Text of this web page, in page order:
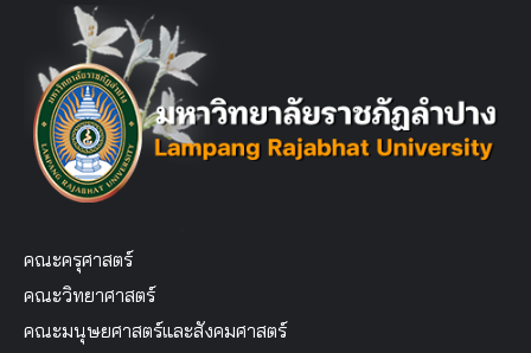
คณะครุศาสตร์
คณะวิทยาศาสตร์
คณะมนุษยศาสตร์และสังคมศาสตร์